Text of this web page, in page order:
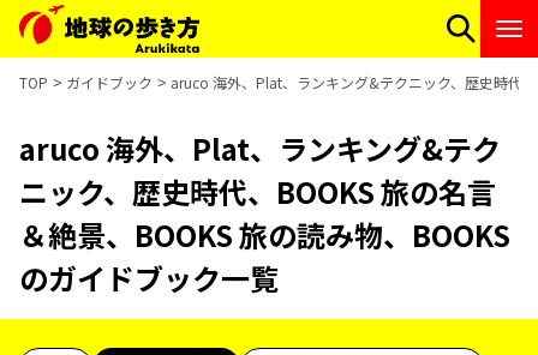
TOP ガイドブック aruco 海外、Plat、ランキング&テクニック、歴史時代
aruco 海外、Plat、ランキング&テク
ニック、歴史時代、BOOKS 旅の名言
＆絶景、BOOKS 旅の読み物、BOOKS
のガイドブック一覧